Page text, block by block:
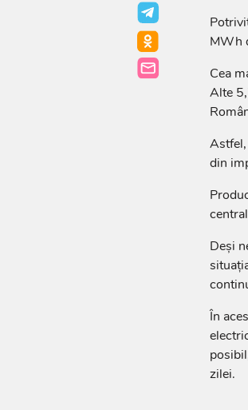
MWh
Cea
Alte
din
Deși
În
zilei.